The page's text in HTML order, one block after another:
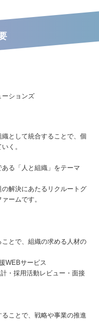
ーションズ
として統合することで、個
く。
る「人と組織」をテーマ
解決にあたるリクルートグ
ームです。
とで、組織の求める人材の
WEBサービス
・採用活動レビュー・面接
ことで、戦略や事業の推進